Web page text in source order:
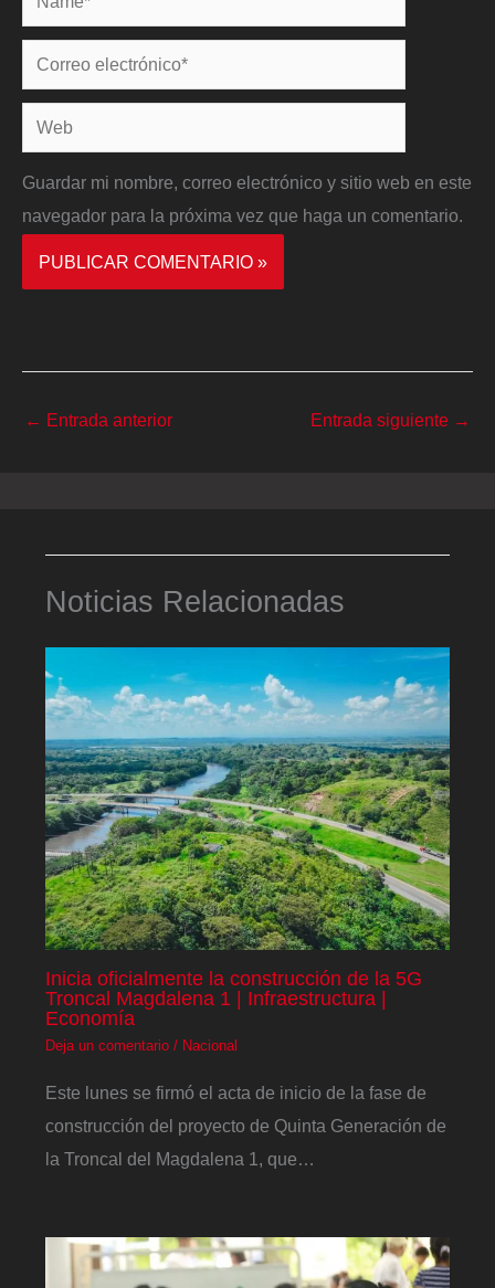
Correo
electrónico*
Web
Guardar mi nombre, correo electrónico y sitio web en este
navegador para la próxima vez que haga un comentario.
← Entrada anterior Entrada siguiente →
Noticias Relacionadas
Inicia oficialmente la construcción de la 5G
Troncal Magdalena 1 | Infraestructura |
Economía
Deja un comentario / Nacional
Este lunes se firmó el acta de inicio de la fase de
construcción del proyecto de Quinta Generación de
la Troncal del Magdalena 1, que…